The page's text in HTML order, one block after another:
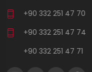
+90 332 251 47 70
+90 332 251 47 74
+90 332 251 47 71